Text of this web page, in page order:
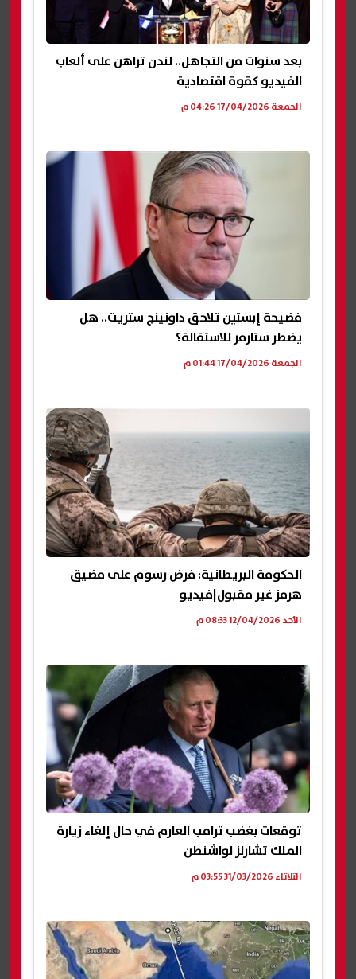
بعد سنوات من التجاهل.. لندن تراهن على ألعاب
الفيديو كقوة اقتصادية
الجمعة 17/04/2026 04:26 م
فضيحة إبستين تلاحق داونينج ستريت.. هل
يضطر ستارمر للاستقالة؟
الجمعة 17/04/2026 01:44 م
الحكومة البريطانية: فرض رسوم على مضيق
هرمز غير مقبول|فيديو
الأحد 12/04/2026 08:33 م
توقعات بغضب ترامب العارم في حال إلغاء زيارة
الملك تشارلز لواشنطن
الثلاثاء 31/03/2026 03:55 م